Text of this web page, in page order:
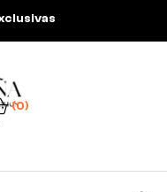
(0)